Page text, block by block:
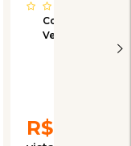
Colírio Soft Care
Vetfresh para
R$